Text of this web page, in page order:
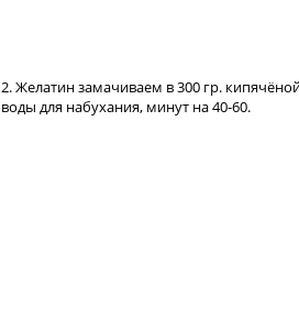
2. Желатин замачиваем в 300 гр.
воды для набухания, минут на 40-60.